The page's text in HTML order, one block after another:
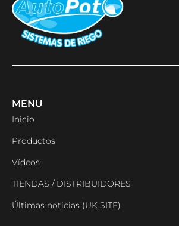
MENU
Inicio
Productos
Vídeos
TIENDAS / DISTRIBUIDORES
Últimas noticias (UK SITE)